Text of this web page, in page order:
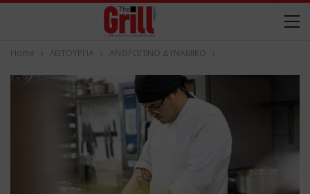
Home ΛΕΙΤΟΥΡΓΙΑ ΑΝΘΡΩΠΙΝΟ ΔΥΝΑΜΙΚΟ